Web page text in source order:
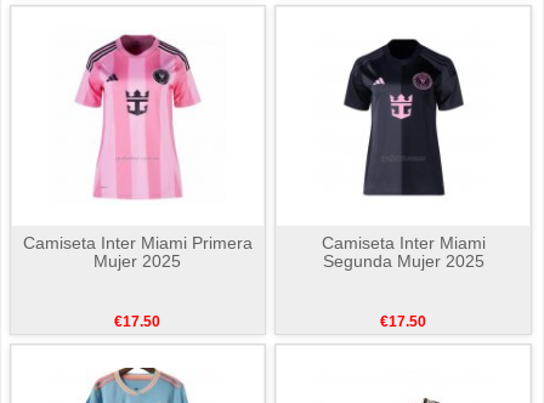
Camiseta Inter Miami Primera
Mujer 2025
€17.50
Camiseta Inter Miami
Segunda Mujer 2025
€17.50